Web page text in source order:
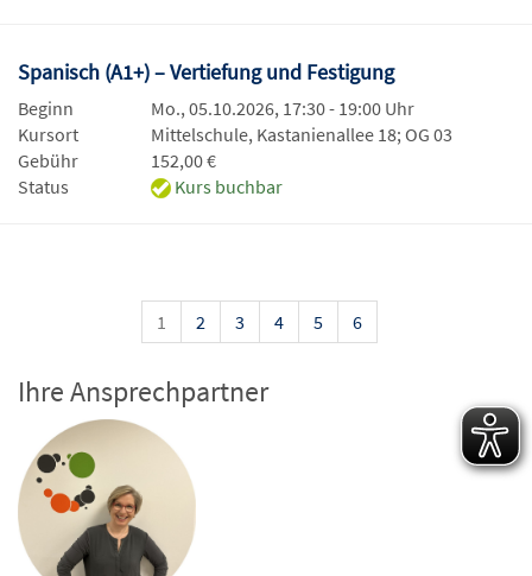
Spanisch (A1+) – Vertiefung und Festigung
Beginn
Mo., 05.10.2026, 17:30 - 19:00 Uhr
Kursort
Mittelschule, Kastanienallee 18; OG 03
Gebühr
152,00 €
Status
Kurs buchbar
1 2 3 4 5 6
Ihre Ansprechpartner